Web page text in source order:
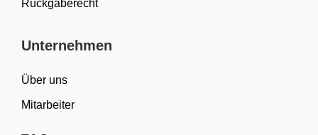
Rückgaberecht
Unternehmen
Über uns
Mitarbeiter